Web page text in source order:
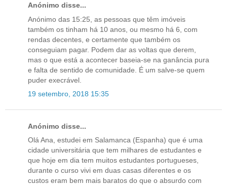
Anónimo disse...
Anónimo das 15:25, as pessoas que têm imóveis
também os tinham há 10 anos, ou mesmo há 6, com
rendas decentes, e certamente que também os
conseguiam pagar. Podem dar as voltas que derem,
mas o que está a acontecer baseia-se na ganância pura
e falta de sentido de comunidade. É um salve-se quem
puder execrável.
19 setembro, 2018 15:35
Anónimo disse...
Olá Ana, estudei em Salamanca (Espanha) que é uma
cidade universitária que tem milhares de estudantes e
que hoje em dia tem muitos estudantes portugueses,
durante o curso vivi em duas casas diferentes e os
custos eram bem mais baratos do que o absurdo com